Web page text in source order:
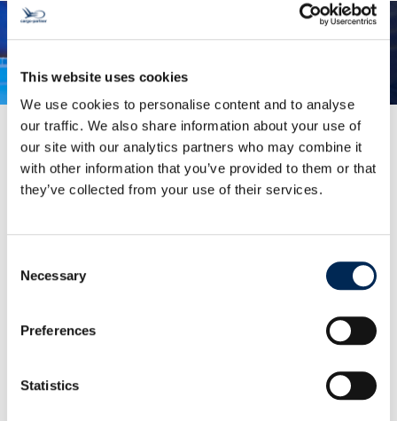
This website uses cookies
We use cookies to personalise content and to analyse
our traffic. We also share information about your use of
our site with our analytics partners who may combine it
with other information that you’ve provided to them or that
they’ve collected from your use of their services.
Selection
Necessary
Preferences
Statistics
Rendeléskezelés
Teljes körű rendeléskövetés az Ön igényeire
Átvállaljuk a beszállítókkal és szállítmányozókkal
követését, hogy biztosítsuk az áruk határidőre